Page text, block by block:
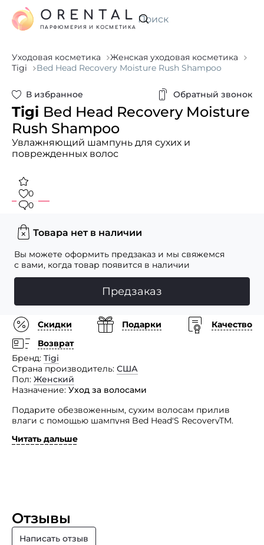
Искать
ORENTAL
ПАРФЮМЕРИЯ И КОСМЕТИКА
Уходовая косметика
Женская уходовая косметика
Tigi
Bed Head Recovery Moisture Rush Shampoo
В избранное Обратный звонок
Tigi Bed Head Recovery Moisture
Rush Shampoo
Увлажняющий шампунь для сухих и
поврежденных волос
0
0
Товара нет в наличии
Вы можете оформить предзаказ и мы свяжемся
с вами, когда товар появится в наличии
Предзаказ
Скидки Подарки
Качество
Возврат
Бренд Tigi
Страна производитель США
Пол Женский
Назначение Уход за волосами
Подарите обезвоженным, сухим волосам прилив
влаги с помощью шампуня Bed Head'S RecoveryTM.
Благодаря замечательной технологии, которая
и здоровыми. Содержит глицерин для увлажнения
и кондиционирования, диметиконол для защиты
волос от будущих повреждений и поддержания
Читать дальше
Отзывы
Написать отзыв